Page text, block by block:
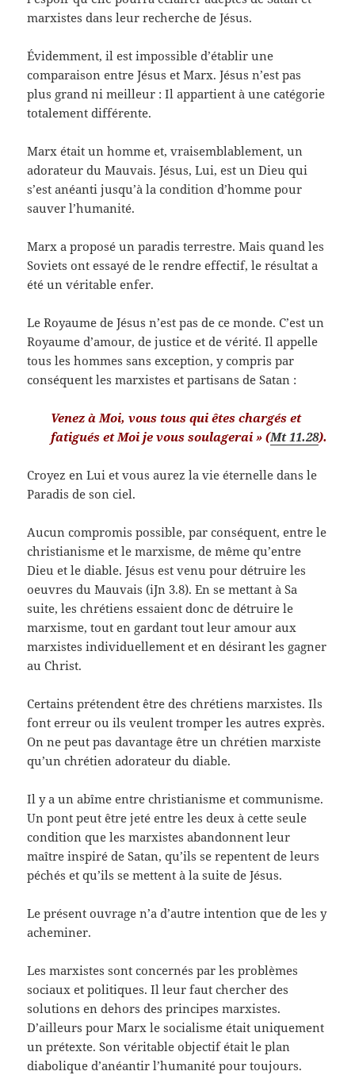
marxistes dans leur recherche de Jésus.
Évidemment, il est impossible d’établir une
comparaison entre Jésus et Marx. Jésus n’est pas
plus grand ni meilleur : Il appartient à une catégorie
totalement différente.
Marx était un homme et, vraisemblablement, un
adorateur du Mauvais. Jésus, Lui, est un Dieu qui
s’est anéanti jusqu’à la condition d’homme pour
sauver l’humanité.
Marx a proposé un paradis terrestre. Mais quand les
Soviets ont essayé de le rendre effectif, le résultat a
été un véritable enfer.
Le Royaume de Jésus n’est pas de ce monde. C’est un
Royaume d’amour, de justice et de vérité. Il appelle
tous les hommes sans exception, y compris par
conséquent les marxistes et partisans de Satan :
Venez à Moi, vous tous qui êtes chargés et
fatigués et Moi je vous soulagerai » (Mt 11.28).
Croyez en Lui et vous aurez la vie éternelle dans le
Paradis de son ciel.
Aucun compromis possible, par conséquent, entre le
christianisme et le marxisme, de même qu’entre
Dieu et le diable. Jésus est venu pour détruire les
oeuvres du Mauvais (iJn 3.8). En se mettant à Sa
suite, les chrétiens essaient donc de détruire le
marxisme, tout en gardant tout leur amour aux
marxistes individuellement et en désirant les gagner
au Christ.
Certains prétendent être des chrétiens marxistes. Ils
font erreur ou ils veulent tromper les autres exprès.
On ne peut pas davantage être un chrétien marxiste
qu’un chrétien adorateur du diable.
Il y a un abîme entre christianisme et communisme.
Un pont peut être jeté entre les deux à cette seule
condition que les marxistes abandonnent leur
maître inspiré de Satan, qu’ils se repentent de leurs
péchés et qu’ils se mettent à la suite de Jésus.
Le présent ouvrage n’a d’autre intention que de les y
acheminer.
Les marxistes sont concernés par les problèmes
sociaux et politiques. Il leur faut chercher des
solutions en dehors des principes marxistes.
D’ailleurs pour Marx le socialisme était uniquement
un prétexte. Son véritable objectif était le plan
diabolique d’anéantir l’humanité pour toujours.